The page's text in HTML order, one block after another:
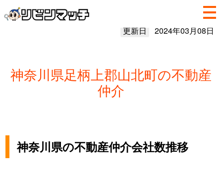
更新日 2024年03月08日
神奈川県足柄上郡山北町の不動産
仲介
神奈川県の不動産仲介会社数推移